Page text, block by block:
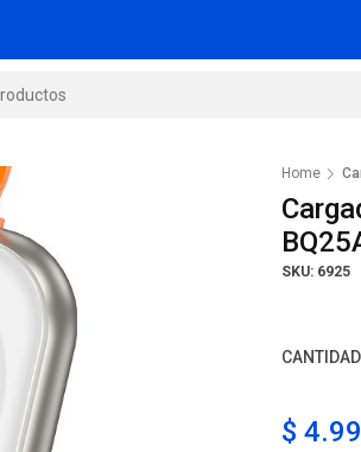
Home
SKU: 6925
CANTIDAD
$